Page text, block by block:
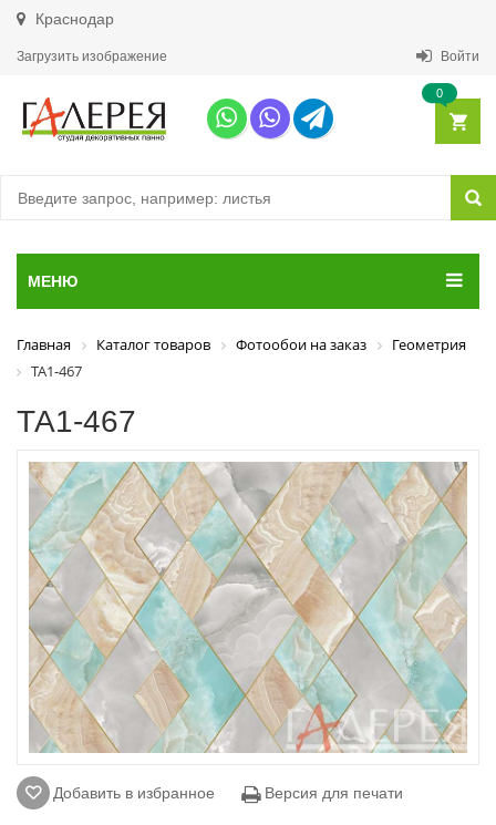
Краснодар
Загрузить изображение Войти
0
МЕНЮ
Главная Каталог товаров Фотообои на заказ
Геометрия
ТА1-467
ТА1-467
Добавить в избранное Версия для печати